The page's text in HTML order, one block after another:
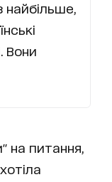
найбільше,
Вони
на питання,